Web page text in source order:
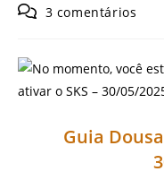
Comentários
3 comentários
Guia